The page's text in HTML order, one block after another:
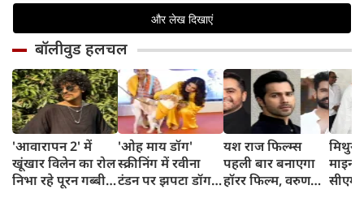
बॉलीवुड हलचल
'आवारापन 2' में
खूंखार विलेन का रोल
निभा रहे पूरन गब्बी
'ओह माय डॉग'
स्क्रीनिंग में रवीना
टंडन पर झपटा डॉग,
यश राज फिल्म्स
पहली बार बनाएगा
हॉरर फिल्म, वरुण
मिथुन
सीएम